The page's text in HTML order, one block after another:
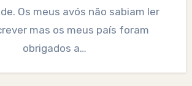
Os meus avós não sabiam ler
mas os meus país foram
obrigados a…